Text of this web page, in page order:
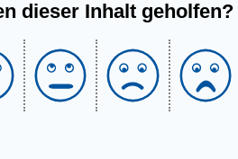
dieser Inhalt geholfen?